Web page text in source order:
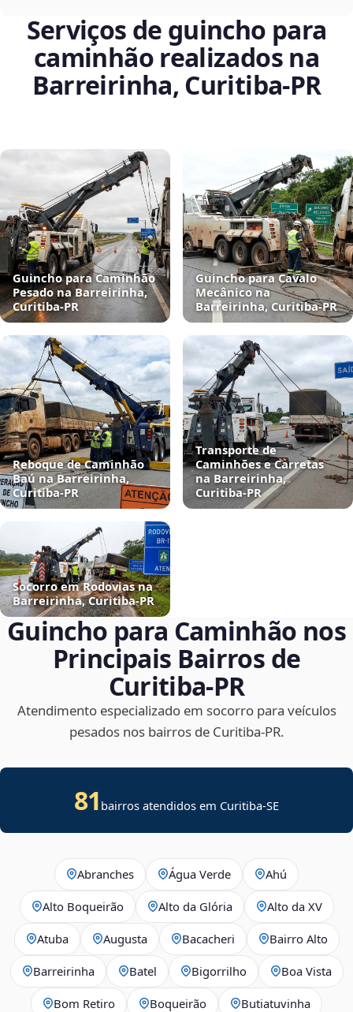
Serviços de guincho para
caminhão realizados na
Barreirinha, Curitiba‑PR
Guincho para Caminhão
Pesado na Barreirinha,
Curitiba‑PR
Guincho para Cavalo
Mecânico na
Barreirinha, Curitiba‑PR
Reboque de Caminhão
Baú na Barreirinha,
Curitiba‑PR
Transporte de
Caminhões e Carretas
na Barreirinha,
Curitiba‑PR
Socorro em Rodovias na
Barreirinha, Curitiba‑PR
Guincho para Caminhão nos
Principais Bairros de
Curitiba‑PR
Atendimento especializado em socorro para veículos
pesados nos bairros de Curitiba‑PR.
81 bairros atendidos em Curitiba-SE
Abranches Água Verde Ahú
Alto Boqueirão Alto da Glória Alto da XV
Atuba Augusta Bacacheri Bairro Alto
Barreirinha Batel Bigorrilho Boa Vista
Bom Retiro Boqueirão Butiatuvinha